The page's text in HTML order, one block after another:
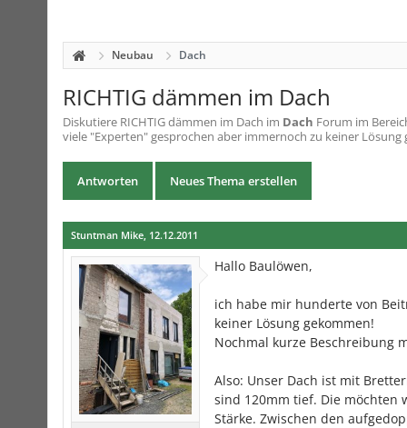
Neubau Dach
RICHTIG dämmen im Dach
Diskutiere RICHTIG dämmen im Dach im Dach Forum im
viele "Experten" gesprochen aber immernoch zu keiner Lösung
Antworten Neues Thema erstellen
Stuntman Mike, 12.12.2011
Hallo Baulöwen,
ich habe mir hunderte von
keiner Lösung gekommen!
Nochmal kurze Beschreibung
Also: Unser Dach ist mit
sind 120mm tief. Die möchten
Stärke. Zwischen den